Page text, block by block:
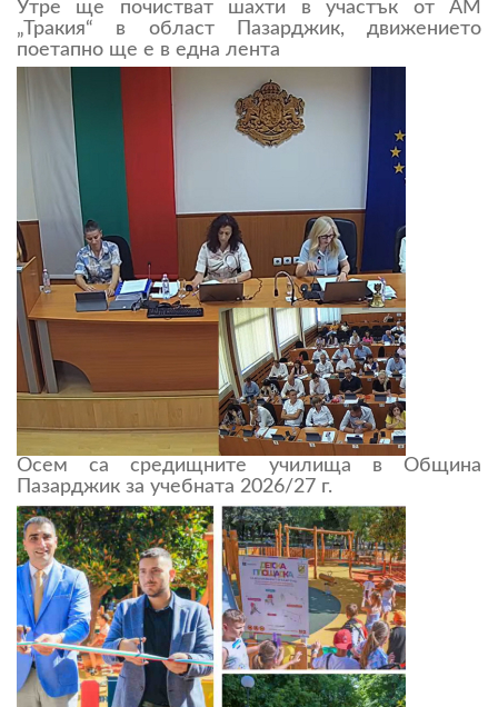
Утре ще почистват шахти в участък от АМ
„Тракия“ в област Пазарджик, движението
поетапно ще е в една лента
Осем са средищните училища в Община
Пазарджик за учебната 2026/27 г.